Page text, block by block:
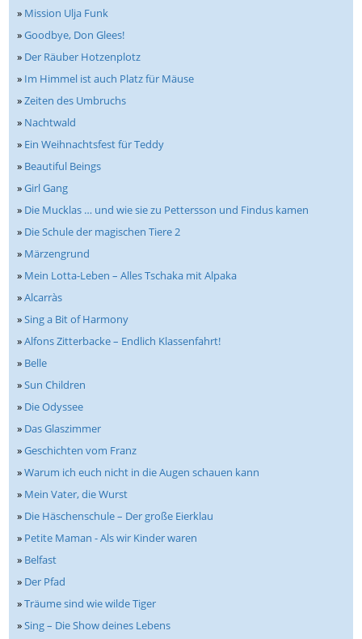
» Mission Ulja Funk
»Goodbye, Don Glees!
» Der Räuber Hotzenplotz
» Im Himmel ist auch Platz für Mäuse
»Zeiten des Umbruchs
» Nachtwald
» Ein Weihnachtsfest für Teddy
» Beautiful Beings
»Girl Gang
» Die Mucklas … und wie sie zu Pettersson und Findus kamen
» Die Schule der magischen Tiere 2
» Märzengrund
» Mein Lotta-Leben – Alles Tschaka mit Alpaka
»Alcarràs
»Sing a Bit of Harmony
»Alfons Zitterbacke – Endlich Klassenfahrt!
» Belle
»Sun Children
» Die Odyssee
» Das Glaszimmer
»Geschichten vom Franz
»Warum ich euch nicht in die Augen schauen kann
» Mein Vater, die Wurst
» Die Häschenschule – Der große Eierklau
» Petite Maman - Als wir Kinder waren
» Belfast
» Der Pfad
»Träume sind wie wilde Tiger
»Sing – Die Show deines Lebens